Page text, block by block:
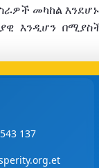
መካከል
እንዲሆን
137